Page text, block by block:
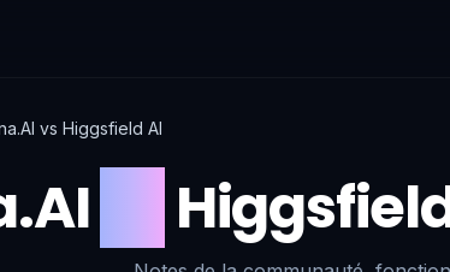
vs Higgsfield AI